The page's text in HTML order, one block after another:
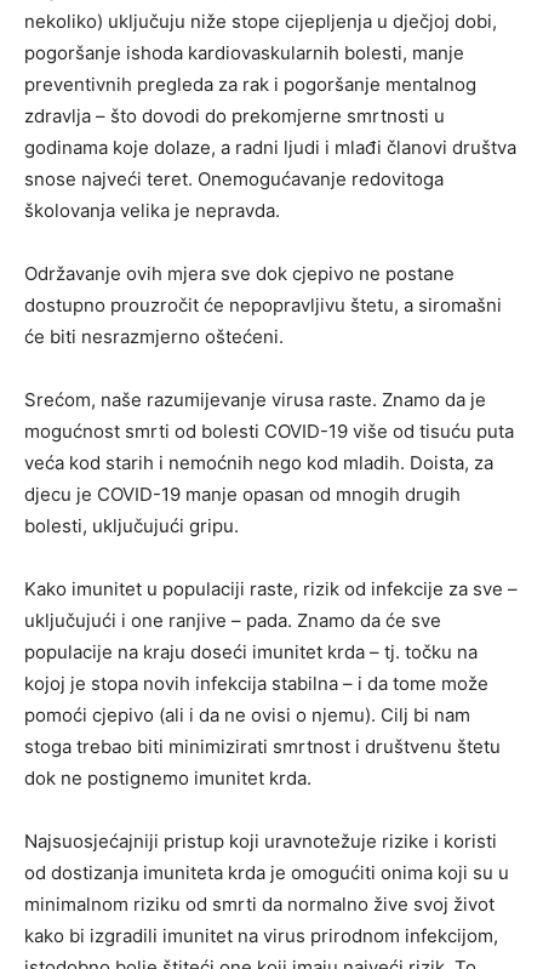
nekoliko) uključuju niže stope cijepljenja u dječjoj dobi,
pogoršanje ishoda kardiovaskularnih bolesti, manje
preventivnih pregleda za rak i pogoršanje mentalnog
zdravlja – što dovodi do prekomjerne smrtnosti u
godinama koje dolaze, a radni ljudi i mlađi članovi društva
snose najveći teret. Onemogućavanje redovitoga
školovanja velika je nepravda.
Održavanje ovih mjera sve dok cjepivo ne postane
dostupno prouzročit će nepopravljivu štetu, a siromašni
će biti nesrazmjerno oštećeni.
Srećom, naše razumijevanje virusa raste. Znamo da je
mogućnost smrti od bolesti COVID-19 više od tisuću puta
veća kod starih i nemoćnih nego kod mladih. Doista, za
djecu je COVID-19 manje opasan od mnogih drugih
bolesti, uključujući gripu.
Kako imunitet u populaciji raste, rizik od infekcije za sve –
uključujući i one ranjive – pada. Znamo da će sve
populacije na kraju doseći imunitet krda – tj. točku na
kojoj je stopa novih infekcija stabilna – i da tome može
pomoći cjepivo (ali i da ne ovisi o njemu). Cilj bi nam
stoga trebao biti minimizirati smrtnost i društvenu štetu
dok ne postignemo imunitet krda.
Najsuosjećajniji pristup koji uravnotežuje rizike i koristi
od dostizanja imuniteta krda je omogućiti onima koji su u
minimalnom riziku od smrti da normalno žive svoj život
kako bi izgradili imunitet na virus prirodnom infekcijom,